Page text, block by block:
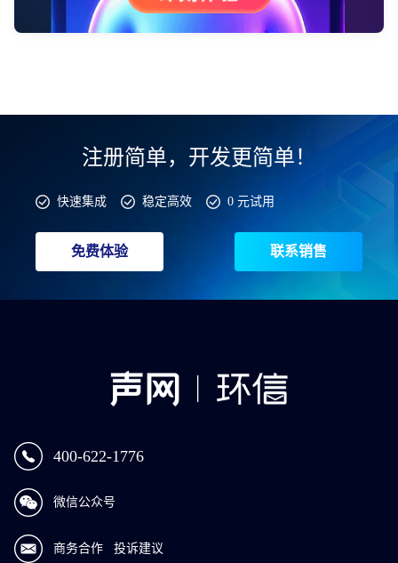
注册简单，开发更简单！
快速集成 稳定高效 0 元试用
免费体验 联系销售
400-622-1776
微信公众号
商务合作 投诉建议